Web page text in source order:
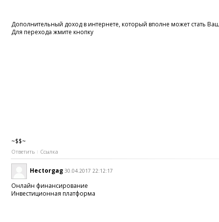
Дополнительный доход в интернете, который вполне может стать
Для перехода жмите кнопку
~$$~
Ответить Ссылка
Hectorgag 30.04.2017 22:12:17
Онлайн финансирование
Инвестиционная платформа